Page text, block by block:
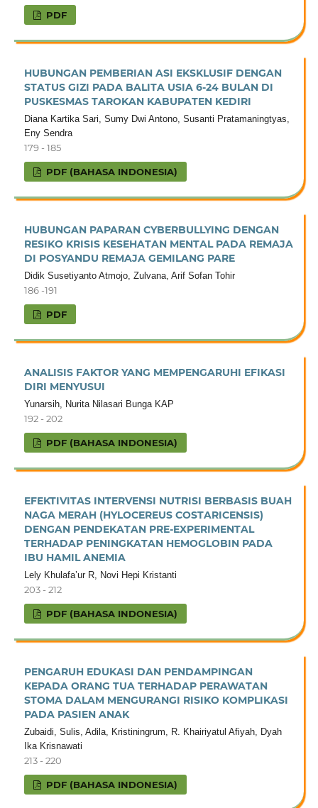
PDF
HUBUNGAN PEMBERIAN ASI EKSKLUSIF DENGAN
STATUS GIZI PADA BALITA USIA 6-24 BULAN DI
PUSKESMAS TAROKAN KABUPATEN KEDIRI
Diana Kartika Sari, Sumy Dwi Antono, Susanti Pratamaningtyas,
Eny Sendra
179 - 185
PDF (BAHASA INDONESIA)
HUBUNGAN PAPARAN CYBERBULLYING DENGAN
RESIKO KRISIS KESEHATAN MENTAL PADA REMAJA
DI POSYANDU REMAJA GEMILANG PARE
Didik Susetiyanto Atmojo, Zulvana, Arif Sofan Tohir
186 -191
PDF
ANALISIS FAKTOR YANG MEMPENGARUHI EFIKASI
DIRI MENYUSUI
Yunarsih, Nurita Nilasari Bunga KAP
192 - 202
PDF (BAHASA INDONESIA)
EFEKTIVITAS INTERVENSI NUTRISI BERBASIS BUAH
NAGA MERAH (HYLOCEREUS COSTARICENSIS)
DENGAN PENDEKATAN PRE-EXPERIMENTAL
TERHADAP PENINGKATAN HEMOGLOBIN PADA
IBU HAMIL ANEMIA
Lely Khulafa’ur R, Novi Hepi Kristanti
203 - 212
PDF (BAHASA INDONESIA)
PENGARUH EDUKASI DAN PENDAMPINGAN
KEPADA ORANG TUA TERHADAP PERAWATAN
STOMA DALAM MENGURANGI RISIKO KOMPLIKASI
PADA PASIEN ANAK
Zubaidi, Sulis, Adila, Kristiningrum, R. Khairiyatul Afiyah, Dyah
Ika Krisnawati
213 - 220
PDF (BAHASA INDONESIA)